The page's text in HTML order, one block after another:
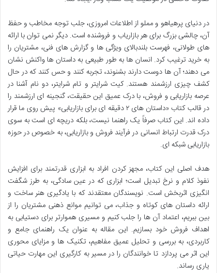
در دنیای پرهیاهو و مملو از اطلاعات امروزی، جلب توجه مخاطب و حفظ
آن، چالشی بزرگ برای هر بازاریاب و فروشنده است. دیگر نمی توان با ارائه
های طولانی، فهرست بلندبالای ویژگی ها و گزارش های فنی، مشتریان را
به خرید ترغیب کرد. انسان ها به طور طبیعی به داستان ها واکنش نشان
می دهند؛ آن ها دوست دارند بشنوند، تجربه کنند و حس کنند که در حال
کشف چیزی ارزشمند هستند. کیت شرایتر و تام شرایتر، دو نام آشنا در
عرصه بازاریابی و فروش، با درک عمیق این حقیقت، گنجینه ای ارزشمند را
در قالب کتاب «داستان های ۲ دقیقه ای برای بازاریابی» پیش روی ما قرار
داده اند. این کتاب صرفاً یک راهنما نیست، بلکه دریچه ای است به سوی
درک قدرت ارتباط انسانی در فرآیند فروش و بازاریابی، به خصوص در حوزه
بازاریابی شبکه ای.
هدف اصلی این کتاب، مجهز کردن افراد به ابزاری قدرتمند برای افزایش
نفوذ کلام و نرخ تبدیل است؛ ابزاری که در عین سادگی، به طرز شگفت
انگیزی اثربخش است. نویسندگان معتقدند که با یادگیری هنر ساخت و
ارائه داستان های کوتاه و جذاب، می توانیم موانع ذهنی مشتریان را از
بین ببریم، اعتماد آن ها را جلب کنیم و مسیری هموارتر برای دستیابی به
اهداف فروش خود بسازیم. این مقاله به عنوان یک راهنمای جامع و
کاربردی، به بررسی و تحلیل عمیق مفاهیم، تکنیک ها و مزایای محوری
این اثر می پردازد تا خوانندگان را در مسیر به کارگیری این مهارت حیاتی
یاری رساند.